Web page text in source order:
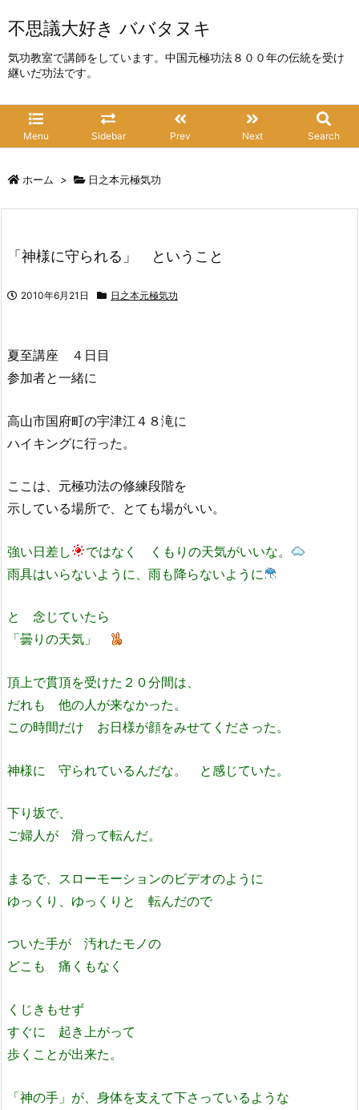
不思議大好き ババタヌキ
気功教室で講師をしています。中国元極功法８００年の伝統を受け
継いだ功法です。
Menu Sidebar Prev Next Search
ホーム > 日之本元極気功
「神様に守られる」 ということ
2010年6月21日 日之本元極気功
夏至講座 ４日目
参加者と一緒に
高山市国府町の宇津江４８滝に
ハイキングに行った。
ここは、元極功法の修練段階を
示している場所で、とても場がいい。
強い日差し
ではなく くもりの天気がいいな。
雨具はいらないように、雨も降らないように
と 念じていたら
「曇りの天気」
頂上で貫頂を受けた２０分間は、
だれも 他の人が来なかった。
この時間だけ お日様が顔をみせてくださった。
神様に 守られているんだな。 と感じていた。
下り坂で、
ご婦人が 滑って転んだ。
まるで、スローモーションのビデオのように
ゆっくり、ゆっくりと 転んだので
ついた手が 汚れたモノの
どこも 痛くもなく
くじきもせず
すぐに 起き上がって
歩くことが出来た。
「神の手」が、身体を支えて下さっているような